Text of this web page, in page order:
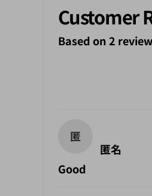
Customer
Based on 2
匿
匿名
Good